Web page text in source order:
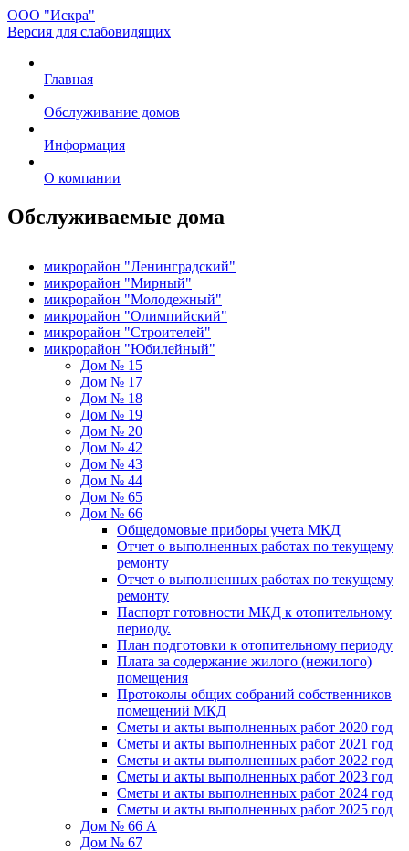
ООО "Искра"
Версия для слабовидящих
Главная
Обслуживание домов
Информация
О компании
Обслуживаемые дома
микрорайон "Ленинградский"
микрорайон "Мирный"
микрорайон "Молодежный"
микрорайон "Олимпийский"
микрорайон "Строителей"
микрорайон "Юбилейный"
Дом № 15
Дом № 17
Дом № 18
Дом № 19
Дом № 20
Дом № 42
Дом № 43
Дом № 44
Дом № 65
Дом № 66
Общедомовые приборы учета МКД
Отчет о выполненных работах по текущему
ремонту
Отчет о выполненных работах по текущему
ремонту
Паспорт готовности МКД к отопительному
периоду.
План подготовки к отопительному периоду
Плата за содержание жилого (нежилого)
помещения
Протоколы общих собраний собственников
помещений МКД
Сметы и акты выполненных работ 2020 год
Сметы и акты выполненных работ 2021 год
Сметы и акты выполненных работ 2022 год
Сметы и акты выполненных работ 2023 год
Сметы и акты выполненных работ 2024 год
Сметы и акты выполненных работ 2025 год
Дом № 66 А
Дом № 67